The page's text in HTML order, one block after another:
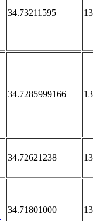
34.73211595
34.7285999166
34.72621238
34.71801000